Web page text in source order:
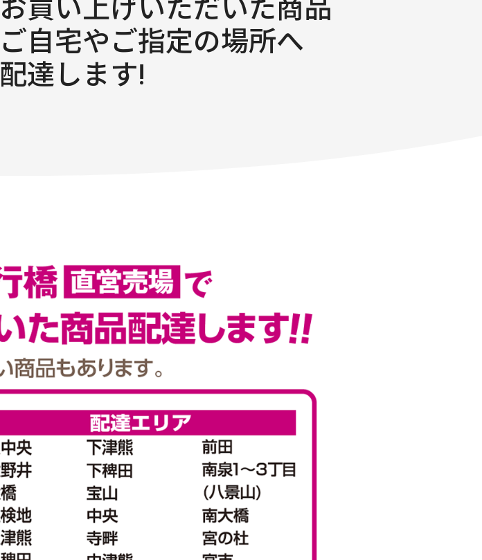
お買い上げいただいた商品
ご自宅やご指定の場所へ
配達します!